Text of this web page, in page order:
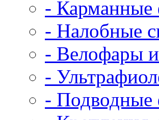
- Карманные
- Налобные
- Велофары
-
- Подводные